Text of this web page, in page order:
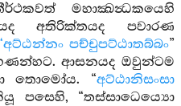
මහාක්‍ඛන්‍ධකයෙහි
අතිරික්තයද පවාරණ
පච්චුපට්ඨාතබ්බං”
ආසනයද ඔවුන්ටම
තොමෝය. “අට්ඨානිසංසා
පසෙහි, “තස්සාධෙය්‍යො